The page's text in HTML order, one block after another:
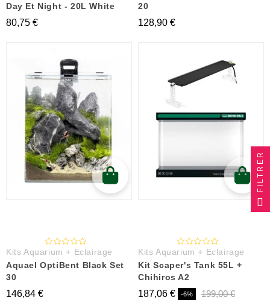
Day Et Night - 20L White
80,75 €
20
128,90 €
Kits Aquarium + Eclairage
Aquael OptiBent Black Set
30
146,84 €
Kits Aquarium + Eclairage
Kit Scaper's Tank 55L +
Chihiros A2
187,06 € -6% 199,00 €
FILTRER